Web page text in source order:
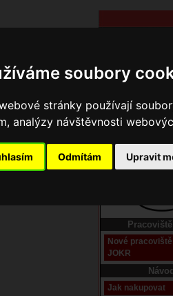
soubory
stránky používají
analýzy návštěvnosti
Odmítám Upravit
Domů
Nové
JOKR
Návod
Jak nakupovat